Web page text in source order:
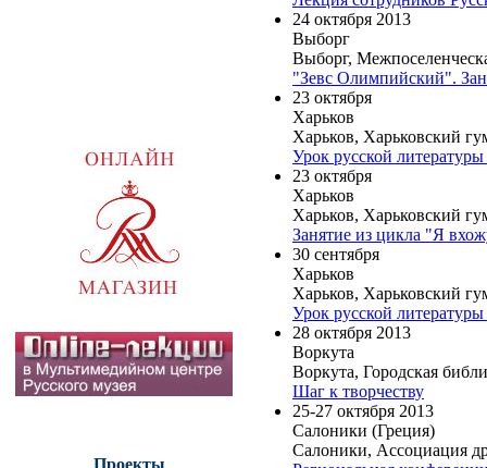
24 октября 2013
Выборг
Выборг,
"Зевс Олимпийский".
23 октября
Харьков
Харьков, Харьковский
Урок русской
23 октября
Харьков
Харьков, Харьковский
Занятие из цикла "Я
30 сентября
Харьков
Харьков, Харьковский
Урок русской
28 октября 2013
Воркута
Воркута, Городская
Шаг к творчеству
25-27 октября 2013
Салоники (Греция)
Салоники, Ассоциация